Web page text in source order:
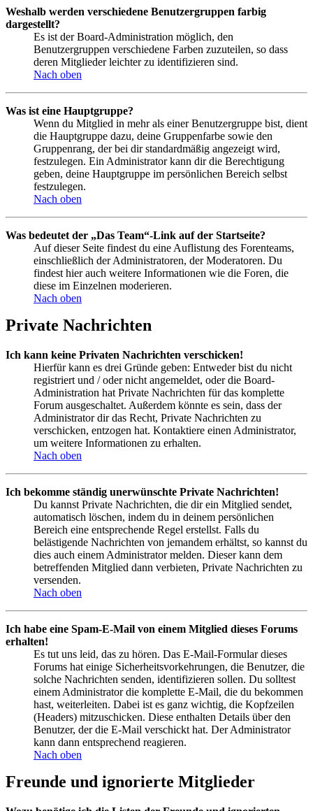
Weshalb werden verschiedene Benutzergruppen farbig
dargestellt?
Es ist der Board-Administration möglich, den
Benutzergruppen verschiedene Farben zuzuteilen, so dass
deren Mitglieder leichter zu identifizieren sind.
Nach oben
Was ist eine Hauptgruppe?
Wenn du Mitglied in mehr als einer Benutzergruppe bist, dient
die Hauptgruppe dazu, deine Gruppenfarbe sowie den
Gruppenrang, der bei dir standardmäßig angezeigt wird,
festzulegen. Ein Administrator kann dir die Berechtigung
geben, deine Hauptgruppe im persönlichen Bereich selbst
festzulegen.
Nach oben
Was bedeutet der „Das Team“-Link auf der Startseite?
Auf dieser Seite findest du eine Auflistung des Forenteams,
einschließlich der Administratoren, der Moderatoren. Du
findest hier auch weitere Informationen wie die Foren, die
diese im Einzelnen moderieren.
Nach oben
Private Nachrichten
Ich kann keine Privaten Nachrichten verschicken!
Hierfür kann es drei Gründe geben: Entweder bist du nicht
registriert und / oder nicht angemeldet, oder die Board-
Administration hat Private Nachrichten für das komplette
Forum ausgeschaltet. Außerdem könnte es sein, dass der
Administrator dir das Recht, Private Nachrichten zu
verschicken, entzogen hat. Kontaktiere einen Administrator,
um weitere Informationen zu erhalten.
Nach oben
Ich bekomme ständig unerwünschte Private Nachrichten!
Du kannst Private Nachrichten, die dir ein Mitglied sendet,
automatisch löschen, indem du in deinem persönlichen
Bereich eine entsprechende Regel erstellst. Falls du
belästigende Nachrichten von jemandem erhältst, so kannst du
dies auch einem Administrator melden. Dieser kann dem
betreffenden Mitglied dann verbieten, Private Nachrichten zu
versenden.
Nach oben
Ich habe eine Spam-E-Mail von einem Mitglied dieses Forums
erhalten!
Es tut uns leid, das zu hören. Das E-Mail-Formular dieses
Forums hat einige Sicherheitsvorkehrungen, die Benutzer, die
solche Nachrichten senden, identifizieren sollen. Du solltest
einem Administrator die komplette E-Mail, die du bekommen
hast, weiterleiten. Dabei ist es ganz wichtig, die Kopfzeilen
(Headers) mitzuschicken. Diese enthalten Details über den
Benutzer, der die E-Mail verschickt hat. Der Administrator
kann dann entsprechend reagieren.
Nach oben
Freunde und ignorierte Mitglieder